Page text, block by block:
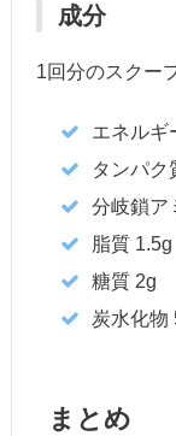
成分
1回分のスクー
エネルギ
タンパク
分岐鎖ア
脂質 1.5g
糖質 2g
炭水化物
まとめ